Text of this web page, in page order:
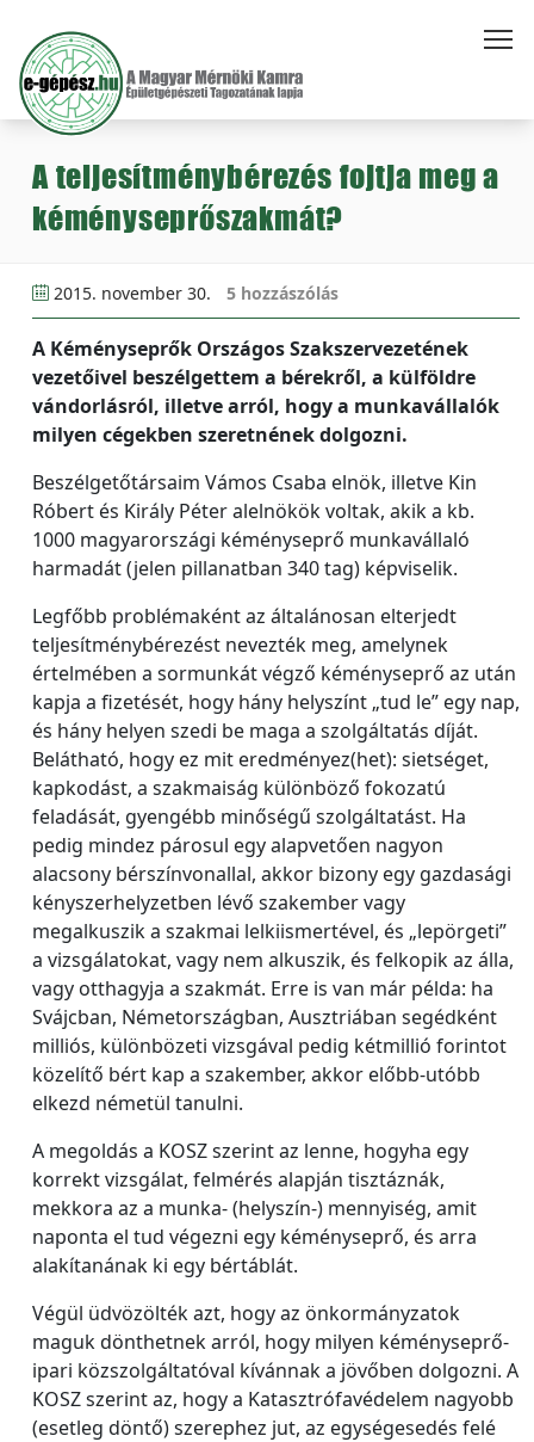
A teljesítménybérezés fojtja meg a
kéményseprőszakmát?
2015. november 30. 5 hozzászólás
A Kéményseprők Országos Szakszervezetének
vezetőivel beszélgettem a bérekről, a külföldre
vándorlásról, illetve arról, hogy a munkavállalók
milyen cégekben szeretnének dolgozni.
Beszélgetőtársaim Vámos Csaba elnök, illetve Kin
Róbert és Király Péter alelnökök voltak, akik a kb.
1000 magyarországi kéményseprő munkavállaló
harmadát (jelen pillanatban 340 tag) képviselik.
Legfőbb problémaként az általánosan elterjedt
teljesítménybérezést nevezték meg, amelynek
értelmében a sormunkát végző kéményseprő az után
kapja a fizetését, hogy hány helyszínt „tud le” egy nap,
és hány helyen szedi be maga a szolgáltatás díját.
Belátható, hogy ez mit eredményez(het): sietséget,
kapkodást, a szakmaiság különböző fokozatú
feladását, gyengébb minőségű szolgáltatást. Ha
pedig mindez párosul egy alapvetően nagyon
alacsony bérszínvonallal, akkor bizony egy gazdasági
kényszerhelyzetben lévő szakember vagy
megalkuszik a szakmai lelkiismertével, és „lepörgeti”
a vizsgálatokat, vagy nem alkuszik, és felkopik az álla,
vagy otthagyja a szakmát. Erre is van már példa: ha
Svájcban, Németországban, Ausztriában segédként
milliós, különbözeti vizsgával pedig kétmillió forintot
közelítő bért kap a szakember, akkor előbb-utóbb
elkezd németül tanulni.
A megoldás a KOSZ szerint az lenne, hogyha egy
korrekt vizsgálat, felmérés alapján tisztáznák,
mekkora az a munka- (helyszín-) mennyiség, amit
naponta el tud végezni egy kéményseprő, és arra
alakítanának ki egy bértáblát.
Végül üdvözölték azt, hogy az önkormányzatok
maguk dönthetnek arról, hogy milyen kéményseprő-
ipari közszolgáltatóval kívánnak a jövőben dolgozni. A
KOSZ szerint az, hogy a Katasztrófavédelem nagyobb
(esetleg döntő) szerephez jut, az egységesedés felé